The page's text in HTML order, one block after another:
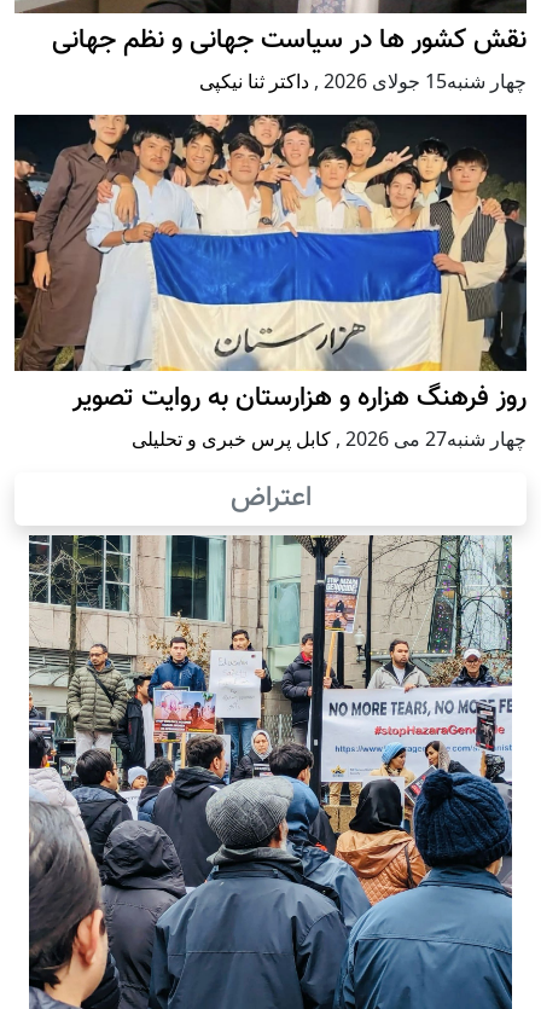
نقش کشور ها در سیاست جهانی و نظم جهانی
چهار شنبه15 جولای 2026 , داکتر ثنا نیکپی
روز فرهنگ هزاره و هزارستان به روایت تصویر
چهار شنبه27 می 2026 , کابل پرس خبری و تحلیلی
اعتراض